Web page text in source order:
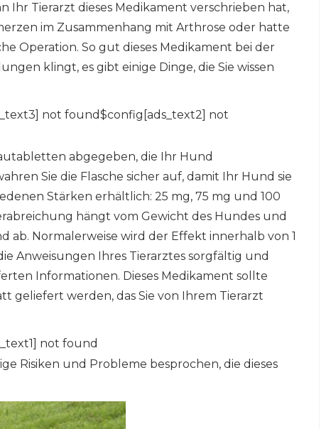
Tierarzt dieses Medikament verschrieben hat,
im Zusammenhang mit Arthrose oder hatte
Operation. So gut dieses Medikament bei der
klingt, es gibt einige Dinge, die Sie wissen
not found$config[ads_text2] not
abgegeben, die Ihr Hund
Sie die Flasche sicher auf, damit Ihr Hund sie
Stärken erhältlich: 25 mg, 75 mg und 100
hängt vom Gewicht des Hundes und
ab. Normalerweise wird der Effekt innerhalb von 1
Anweisungen Ihres Tierarztes sorgfältig und
Informationen. Dieses Medikament sollte
geliefert werden, das Sie von Ihrem Tierarzt
not found
Risiken und Probleme besprochen, die dieses